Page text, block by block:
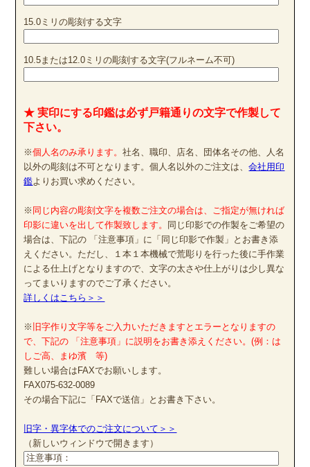
15.0ミリの彫刻する文字
10.5または12.0ミリの彫刻する文字(フルネーム不可)
★ 実印にする印鑑は必ず戸籍通りの文字で作製して
下さい。
※個人名のみ承ります。社名、職印、店名、団体名その他、人名
以外の彫刻は不可となります。個人名以外のご注文は、会社用印
鑑よりお買い求めください。
※ 同じ内容の彫刻文字を複数ご注文の場合は、ご指定が無ければ
印影に違いを出して作製致します。
同じ印影での作製をご希望の
場合は、下記の 「注意事項」に「同じ印影で作製」とお書き添
えください。ただし、１本１本機械で荒彫りを行った後に手作業
による仕上げとなりますので、文字の太さや仕上がりは少し異な
ってまいりますのでご了承ください。
詳しくはこちら＞＞
※ 旧字作り文字等をご入力いただきますとエラーとなりますの
で、下記の 「注意事項」に説明をお書き添えください。(例：は
しご高、まゆ濱 等)
難しい場合はFAXでお願いします。
FAX075-632-0089
その場合下記に「FAXで送信」とお書き下さい。
旧字・異字体でのご注文について＞＞
（新しいウィンドウで開きます）